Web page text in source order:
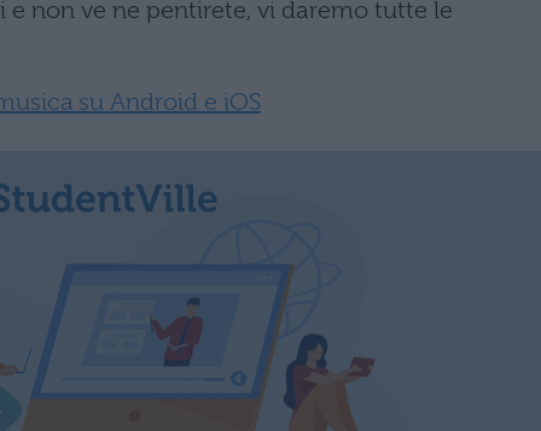
non ve ne pentirete, vi daremo tutte le
su Android e iOS